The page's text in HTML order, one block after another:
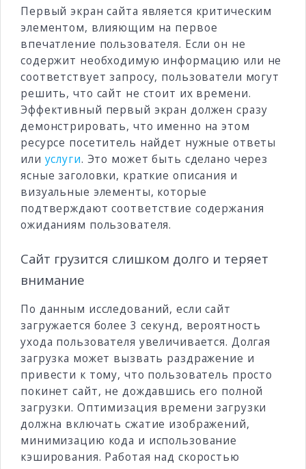
Первый экран сайта является критическим
элементом, влияющим на первое
впечатление пользователя. Если он не
содержит необходимую информацию или не
соответствует запросу, пользователи могут
решить, что сайт не стоит их времени.
Эффективный первый экран должен сразу
демонстрировать, что именно на этом
ресурсе посетитель найдет нужные ответы
или услуги. Это может быть сделано через
ясные заголовки, краткие описания и
визуальные элементы, которые
подтверждают соответствие содержания
ожиданиям пользователя.
Сайт грузится слишком долго и теряет
внимание
По данным исследований, если сайт
загружается более 3 секунд, вероятность
ухода пользователя увеличивается. Долгая
загрузка может вызвать раздражение и
привести к тому, что пользователь просто
покинет сайт, не дождавшись его полной
загрузки. Оптимизация времени загрузки
должна включать сжатие изображений,
минимизацию кода и использование
кэширования. Работая над скоростью